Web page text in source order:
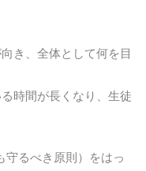
き、全体として何を目
時間が長くなり、生徒
守るべき原則）をはっ